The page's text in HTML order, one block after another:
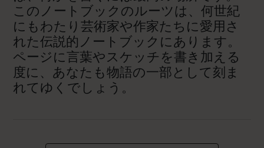
このノートブックのルーツは、何世紀
にもわたり芸術家や作家たちに愛用さ
れた伝説的ノートブックにあります。
ページに言葉やスケッチを書き加える
度に、あなたも物語の一部として刻ま
れてゆくでしょう。